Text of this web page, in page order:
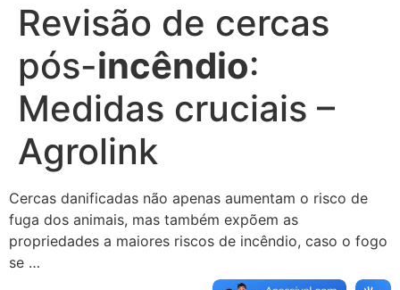
Revisão de cercas
pós-incêndio:
Medidas cruciais –
Agrolink
Cercas danificadas não apenas aumentam o risco de
fuga dos animais, mas também expõem as
propriedades a maiores riscos de incêndio, caso o fogo
se …